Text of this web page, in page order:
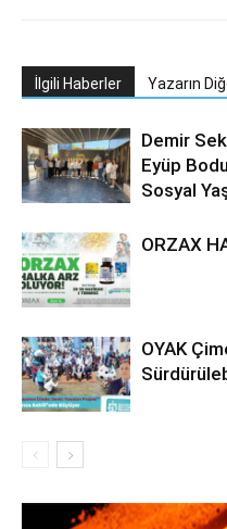
İlgili Haberler Yazarın
Demir
Eyüp
Sosyal
ORZAX
OYAK